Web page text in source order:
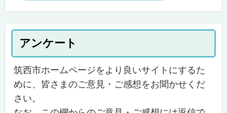
アンケート
筑西市ホームページをより良いサイトにするた
めに、皆さまのご意見・ご感想をお聞かせくだ
さい。